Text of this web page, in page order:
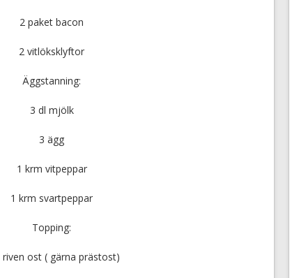
2 paket bacon
2 vitlöksklyftor
Äggstanning:
3 dl mjölk
3 ägg
1 krm vitpeppar
1 krm svartpeppar
Topping:
riven ost ( gärna prästost)